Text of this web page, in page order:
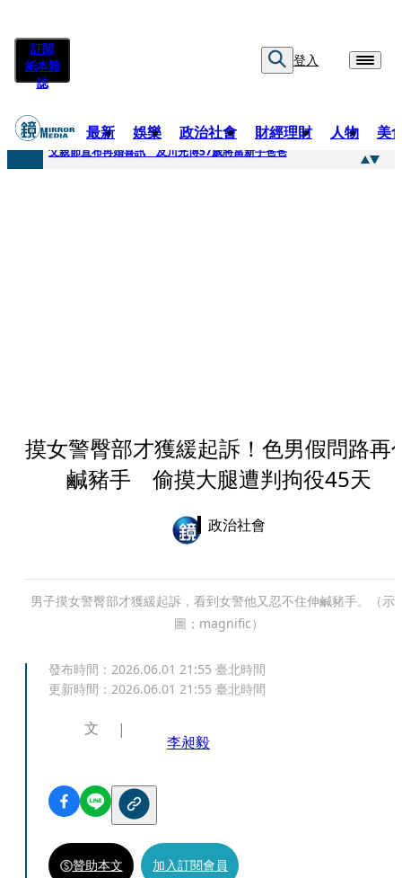
訂閱
紙本雜
誌
登入
最新 娛樂 政治社會 財經理財 人物 美
快訊
父親節宣布再婚喜訊 及川光博57歲將當新手爸爸
摸女警臀部才獲緩起訴！色男假問路再
鹹豬手 偷摸大腿遭判拘役45天
政治社會
男子摸女警臀部才獲緩起訴，看到女警他又忍不住伸鹹豬手。（示
圖；magnific）
發布時間： 2026.06.01 21:55 臺北時間
更新時間： 2026.06.01 21:55 臺北時間
文
李昶毅
贊助本文 加入訂閱會員